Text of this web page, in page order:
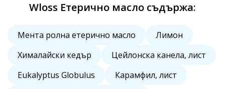
Wloss Етерично масло съдържа:
Мента ролна етерично масло
Лимон
Хималайски кедър
Цейлонска канела, лист
Eukalyptus Globulus
Карамфил, лист